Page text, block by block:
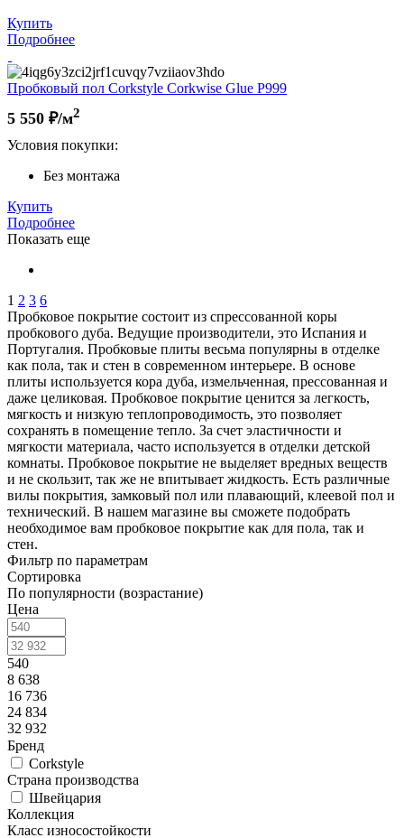
Купить
Подробнее
Пробковый пол Corkstyle Corkwise Glue P999
5 550 ₽/м2
Условия покупки:
Без монтажа
Купить
Подробнее
Показать еще
1 2 3 6
Пробковое покрытие состоит из спрессованной коры
пробкового дуба. Ведущие производители, это Испания и
Португалия. Пробковые плиты весьма популярны в отделке
как пола, так и стен в современном интерьере. В основе
плиты используется кора дуба, измельченная, прессованная и
даже целиковая. Пробковое покрытие ценится за легкость,
мягкость и низкую теплопроводимость, это позволяет
сохранять в помещение тепло. За счет эластичности и
мягкости материала, часто используется в отделки детской
комнаты. Пробковое покрытие не выделяет вредных веществ
и не скользит, так же не впитывает жидкость. Есть различные
вилы покрытия, замковый пол или плавающий, клеевой пол и
технический. В нашем магазине вы сможете подобрать
необходимое вам пробковое покрытие как для пола, так и
стен.
Фильтр по параметрам
Сортировка
По популярности (возрастание)
Цена
540
8 638
16 736
24 834
32 932
Бренд
Corkstyle
Страна производства
Швейцария
Коллекция
Класс износостойкости